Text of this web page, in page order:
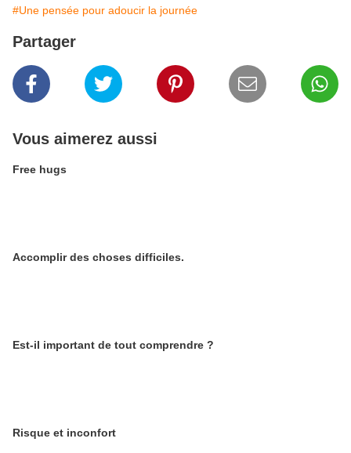
#Une pensée pour adoucir la journée
Partager
Vous aimerez aussi
Free hugs
Accomplir des choses difficiles.
Est-il important de tout comprendre ?
Risque et inconfort